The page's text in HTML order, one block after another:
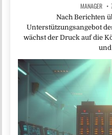
MANAGER
Nach Berichten
Unterstützungsangebot
wächst der Druck auf die
und